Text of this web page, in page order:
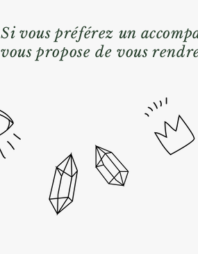
Si vous préférez un
vous propose de vous